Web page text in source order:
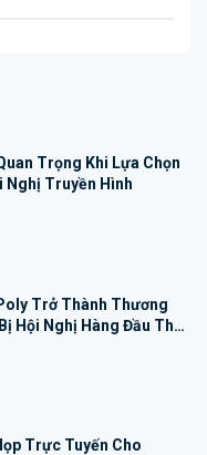
Trọng Khi Lựa Chọn
Nghị Truyền Hình
Trở Thành Thương
Hội Nghị Hàng Đầu Thế
Trực Tuyến Cho